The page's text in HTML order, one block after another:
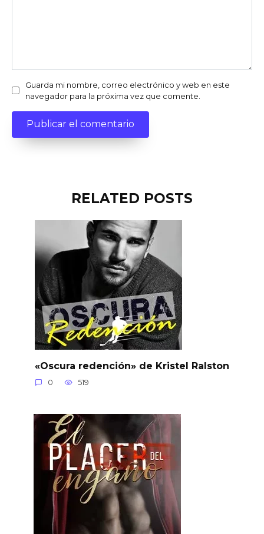
Guarda mi nombre, correo electrónico y web en este
navegador para la próxima vez que comente.
RELATED POSTS
«Oscura redención» de Kristel Ralston
0 519